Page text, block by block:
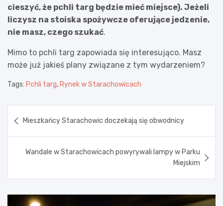
cieszyć, że pchli targ będzie mieć miejsce). Jeżeli
liczysz na stoiska spożywcze oferujące jedzenie,
nie masz, czego szukać.
Mimo to pchli targ zapowiada się interesująco. Masz
może już jakieś plany związane z tym wydarzeniem?
Tags: Pchli targ, Rynek w Starachowicach
wpisu
Mieszkańcy Starachowic doczekają się obwodnicy
Wandale w Starachowicach powyrywali lampy w Parku
Miejskim